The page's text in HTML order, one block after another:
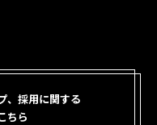
、採用に関する
ちら